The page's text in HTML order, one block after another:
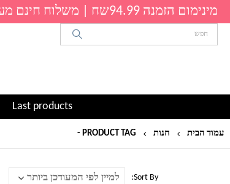
מינימום הזמנה 94.99שח | משלוח חינם מעל 199.99שח
Last products
עמוד הבית חנות PRODUCT TAG -
Sort By: